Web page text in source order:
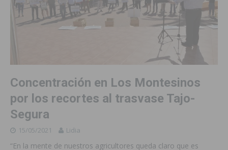
Concentración en Los Montesinos
por los recortes al trasvase Tajo-
Segura
15/05/2021 Lidia
“En la mente de nuestros agricultores queda claro que es